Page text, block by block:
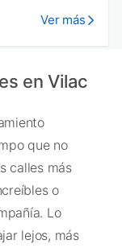
Ver más
en Vilac
que no
calles más
o
Lo
lejos, más